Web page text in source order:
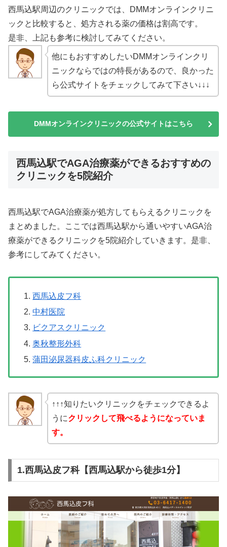
西馬込駅周辺のクリニックでは、DMMオンラインクリニ
ックと比較すると、処方される薬の価格は割高です。
是非、上記も参考に検討してみてください。
他にもおすすめしたいDMMオンラインクリ
ニックならではの特長があるので、良かった
ら公式サイトをチェックしてみて下さい↓↓↓
DMMオンラインクリニックの公式サイトはこちら
西馬込駅でAGA治療薬ができるおすすめの
クリニックを5院紹介
西馬込駅でAGA治療薬が処方してもらえるクリニックを
まとめました。ここでは西馬込駅から通いやすいAGA治
療薬ができるクリニックを5院紹介していきます。是非、
参考にしてみてください。
西馬込皮フ科
中村医院
ビクアスクリニック
奥秋整形外科
蒲田泌尿器科皮ふ科クリニック
↑↑↑知りたいクリニックをチェックできるよ
うにクリックして飛べるようになっていま
す。
1.西馬込皮フ科【西馬込駅から徒歩1分】